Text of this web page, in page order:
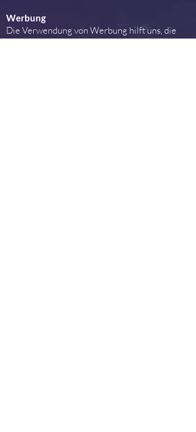
Werbung
Die Verwendung von Werbung hilft uns, die
Anwendung zu monetarisieren und die Inhalte